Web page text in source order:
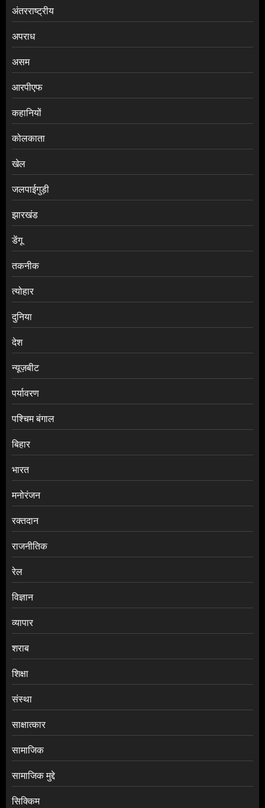
अंतरराष्ट्रीय
अपराध
असम
आरपीएफ
कहानियों
कोलकाता
खेल
जलपाईगुड़ी
झारखंड
डेंगू
तकनीक
त्योहार
दुनिया
देश
न्यूज़बीट
पर्यावरण
पश्चिम बंगाल
बिहार
भारत
मनोरंजन
रक्तदान
राजनीतिक
रेल
विज्ञान
व्यापार
शराब
शिक्षा
संस्था
साक्षात्कार
सामाजिक
सामाजिक मुद्दे
सिक्किम